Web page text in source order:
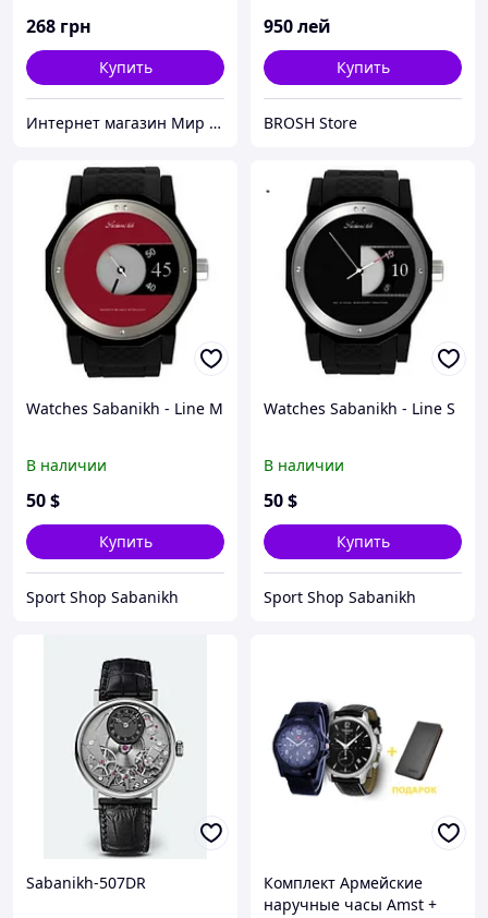
268 грн
Купить
Интернет магазин Мир стендов. Товары из Украины
950лей
Купить
BROSH Store
Watches Sabanikh - Line M
В наличии
50$
Купить
Sport Shop Sabanikh
Watches Sabanikh - Line S
В наличии
50$
Купить
Sport Shop Sabanikh
Sabanikh-507DR
Комплект Армейские
наручные часы Amst +